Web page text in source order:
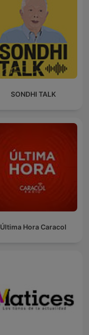
SONDHI TALK
Última Hora Caracol